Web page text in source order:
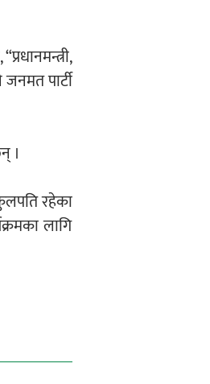
पार्टी
।
रहेका
लागि